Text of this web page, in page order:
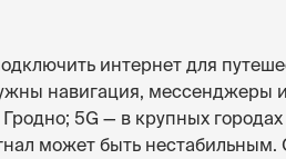
интернет для
навигация, мессенджеры
5G — в крупных
может быть